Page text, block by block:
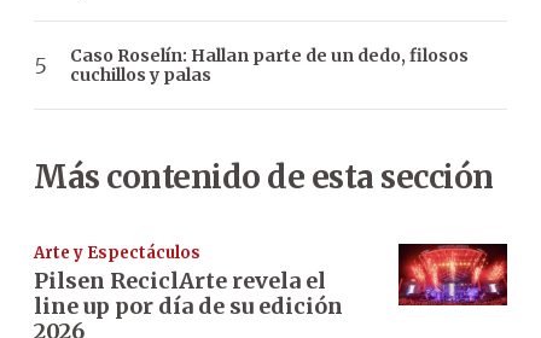
Caso Roselín: Hallan parte de un dedo, filosos
cuchillos y palas
Más contenido de esta sección
Arte y Espectáculos
Pilsen ReciclArte revela el
line up por día de su edición
2026